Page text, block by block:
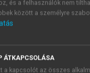
és a felhasználók nem
között a személyre
ÁTKAPCSOLÁSA
a kapcsolót az összes